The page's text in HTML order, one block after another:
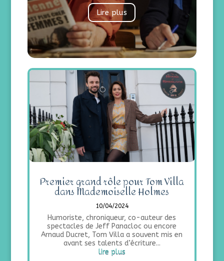
Lire plus
Premier grand rôle pour Tom Villa
dans Mademoiselle Holmes
10/04/2024
Humoriste, chroniqueur, co-auteur des
spectacles de Jeff Panacloc ou encore
Arnaud Ducret, Tom Villa a souvent mis en
avant ses talents d’écriture...
lire plus